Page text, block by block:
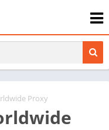
Proxy